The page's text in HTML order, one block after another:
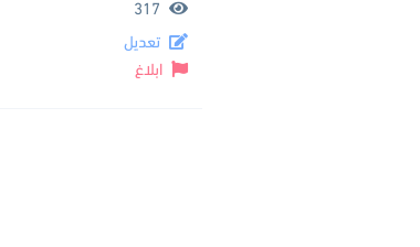
317
تعديل
ابلاغ